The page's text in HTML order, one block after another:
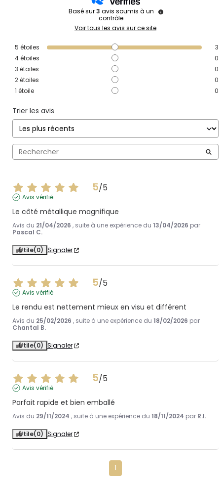
Basé sur3 avis soumis à un
contrôle
Voir tous les avis sur ce site
5 étoiles
3
4étoiles
0
3 étoiles
0
2étoiles
0
1 étoile 0
Trier les avis
5/5
Avis vérifié
Le côté métallique magnifique
Avis du 21/04/2026 , suite à une expérience du 13/04/2026 par
Pascal C.
Utile(0) Signaler
5/5
Avis vérifié
Le rendu est nettement mieux en visu et différent
Avis du 25/02/2026 , suite à une expérience du 18/02/2026 par
Chantal B.
Utile(0) Signaler
5/5
Avis vérifié
Parfait rapide et bien emballé
Avis du 29/11/2024 , suite à une expérience du 18/11/2024 par R.I.
Utile(0) Signaler
1